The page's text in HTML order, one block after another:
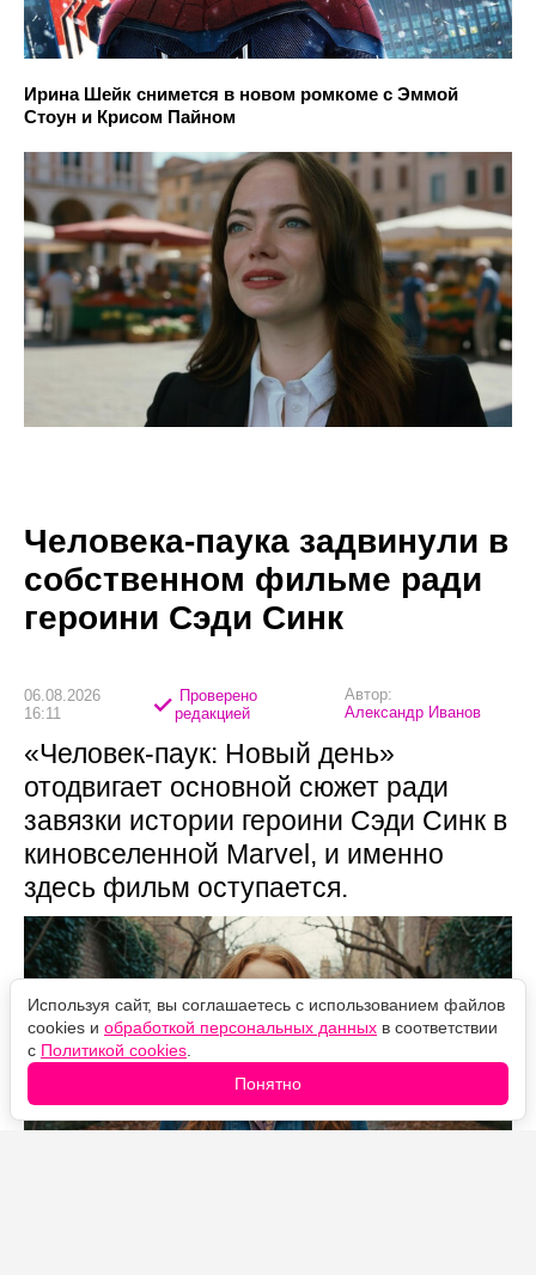
Ирина Шейк снимется в новом ромкоме с Эммой
Стоун и Крисом Пайном
Человека-паука задвинули в
собственном фильме ради
героини Сэди Синк
06.08.2026
16:11
Проверено
редакцией
Автор:
Александр Иванов
«Человек-паук: Новый день»
отодвигает основной сюжет ради
завязки истории героини Сэди Синк в
киновселенной Marvel, и именно
здесь фильм оступается.
Используя сайт, вы соглашаетесь с использованием файлов
cookies и обработкой персональных данных в соответствии
с Политикой cookies
Понятно